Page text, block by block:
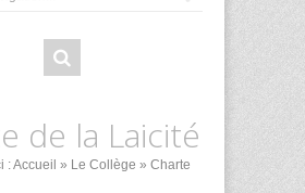
de la Laicité
:Accueil » Le Collège » Charte